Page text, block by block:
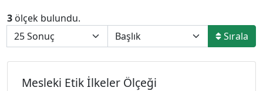
3 ölçek bulundu.
Sırala
Mesleki Etik İlkeler Ölçeği